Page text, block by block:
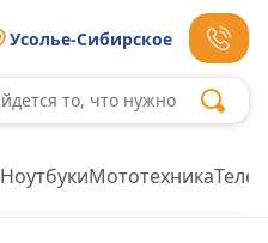
Усолье-Сибирское
НоутбукиМототехника